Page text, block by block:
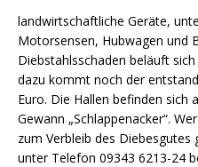
landwirtschaftliche Geräte,
Motorsensen, Hubwagen und
Diebstahlsschaden beläuft
dazu kommt noch der
Euro. Die Hallen befinden sich
Gewann „Schlappenacker“.
zum Verbleib des
unter Telefon 09343 6213-24